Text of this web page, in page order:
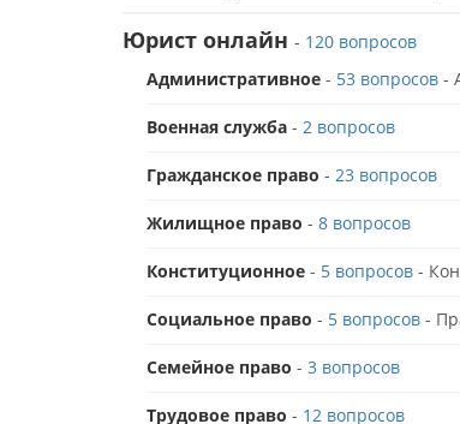
Юрист онлайн - 120 вопросов
Административное - 53 вопросов -
Военная служба - 2 вопросов
Гражданское право - 23 вопросов
Жилищное право - 8 вопросов
Конституционное - 5 вопросов -
Социальное право - 5 вопросов -
Семейное право - 3 вопросов
Трудовое право - 12 вопросов